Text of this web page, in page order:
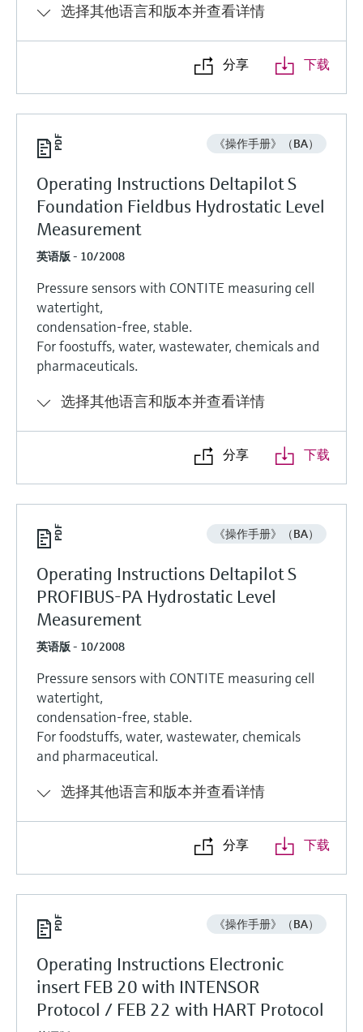
选择其他语言和版本并查看详情
分享 下载
《操作手册》（BA）
Operating Instructions Deltapilot S
Foundation Fieldbus Hydrostatic Level
Measurement
英语版 - 10/2008
Pressure sensors with CONTITE measuring cell
watertight,
condensation-free, stable.
For foostuffs, water, wastewater, chemicals and
pharmaceuticals.
选择其他语言和版本并查看详情
分享 下载
《操作手册》（BA）
Operating Instructions Deltapilot S
PROFIBUS-PA Hydrostatic Level
Measurement
英语版 - 10/2008
Pressure sensors with CONTITE measuring cell
watertight,
condensation-free, stable.
For foodstuffs, water, wastewater, chemicals
and pharmaceutical.
选择其他语言和版本并查看详情
分享 下载
《操作手册》（BA）
Operating Instructions Electronic
insert FEB 20 with INTENSOR
Protocol / FEB 22 with HART Protocol